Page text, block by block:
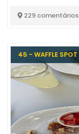
229 comentários
45 - WAFFLE SPOT